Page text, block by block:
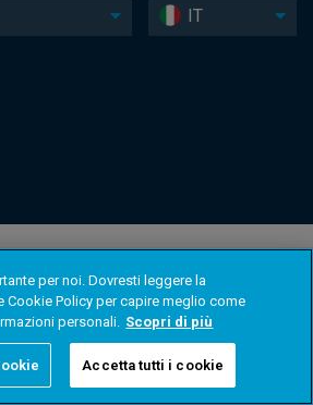
IT
per noi. Dovresti leggere la
Cookie Policy per capire meglio come
personali. Scopri di più
Accetta tutti i cookie